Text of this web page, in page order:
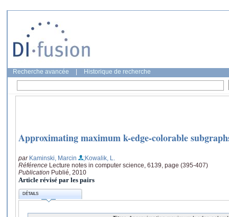
Recherche avancée Historique de recherche
Approximating maximum k-edge-colorable
par Kaminski, Marcin
;Kowalik, L.
Référence Lecture notes in computer science, 6139, page (395-407)
Publication Publié, 2010
Article révisé par les pairs
DÉTAILS